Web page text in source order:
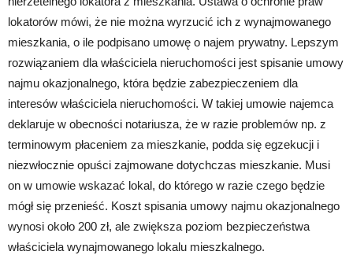
lokatorów mówi, że nie można wyrzucić ich z wynajmowanego
mieszkania, o ile podpisano umowę o najem prywatny. Lepszym
rozwiązaniem dla właściciela nieruchomości jest spisanie umowy
najmu okazjonalnego, która będzie zabezpieczeniem dla
interesów właściciela nieruchomości. W takiej umowie najemca
deklaruje w obecności notariusza, że w razie problemów np. z
terminowym płaceniem za mieszkanie, podda się egzekucji i
niezwłocznie opuści zajmowane dotychczas mieszkanie. Musi
on w umowie wskazać lokal, do którego w razie czego będzie
mógł się przenieść. Koszt spisania umowy najmu okazjonalnego
wynosi około 200 zł, ale zwiększa poziom bezpieczeństwa
właściciela wynajmowanego lokalu mieszkalnego.